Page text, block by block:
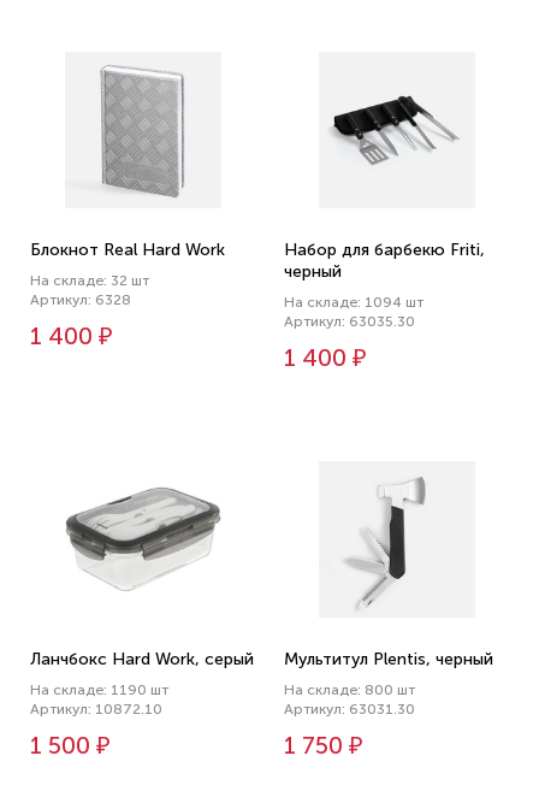
Блокнот Real Hard Work
На складе: 32 шт
Артикул: 6328
1 400 ₽
Набор для барбекю Friti,
черный
На складе: 1094 шт
Артикул: 63035.30
1 400 ₽
Ланчбокс Hard Work, серый
На складе: 1190 шт
Артикул: 10872.10
1 500 ₽
Мультитул Plentis, черный
На складе: 800 шт
Артикул: 63031.30
1 750 ₽